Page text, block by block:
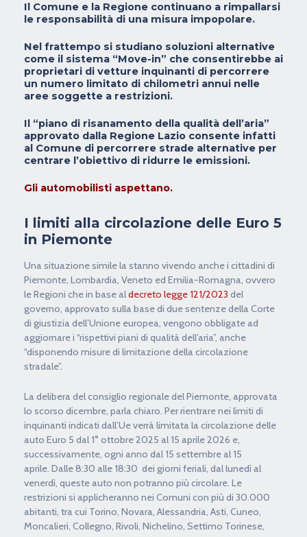
Il Comune e la Regione continuano a rimpallarsi
le responsabilità di una misura impopolare.
Nel frattempo si studiano soluzioni alternative
come il sistema “Move-in” che consentirebbe ai
proprietari di vetture inquinanti di percorrere
un numero limitato di chilometri annui nelle
aree soggette a restrizioni.
Il “piano di risanamento della qualità dell’aria”
approvato dalla Regione Lazio consente infatti
al Comune di percorrere strade alternative per
centrare l’obiettivo di ridurre le emissioni.
Gli automobilisti aspettano.
I limiti alla circolazione delle Euro 5
in Piemonte
Una situazione simile la stanno vivendo anche i cittadini di
Piemonte, Lombardia, Veneto ed Emilia-Romagna, ovvero
le Regioni che in base aldecreto legge 121/2023 del
governo, approvato sulla base di due sentenze della Corte
di giustizia dell’Unione europea, vengono obbligate ad
aggiornare i “rispettivi piani di qualità dell’aria”, anche
“disponendo misure di limitazione della circolazione
stradale”.
La delibera del consiglio regionale del Piemonte, approvata
lo scorso dicembre, parla chiaro. Per rientrare nei limiti di
inquinanti indicati dall’Ue verrà limitata la circolazione delle
auto Euro 5 dal 1° ottobre 2025 al 15 aprile 2026 e,
successivamente, ogni anno dal 15 settembre al 15
aprile. Dalle 8:30 alle 18:30 dei giorni feriali, dal lunedì al
venerdì, queste auto non potranno più circolare. Le
restrizioni si applicheranno nei Comuni con più di 30.000
abitanti, tra cui Torino, Novara, Alessandria, Asti, Cuneo,
Moncalieri, Collegno, Rivoli, Nichelino, Settimo Torinese,